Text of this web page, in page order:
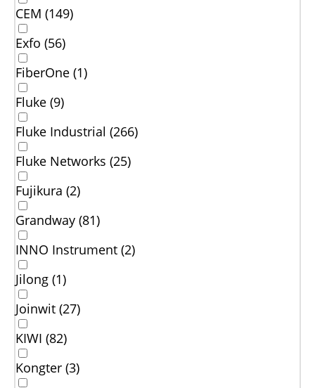
CEM (149)
Exfo (56)
FiberOne (1)
Fluke (9)
Fluke Industrial (266)
Fluke Networks (25)
Fujikura (2)
Grandway (81)
INNO Instrument (2)
Jilong (1)
Joinwit (27)
KIWI (82)
Kongter (3)